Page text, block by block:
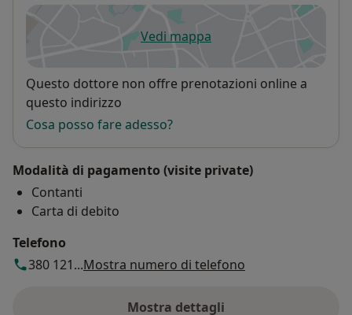
Vedi mappasi apre in una nuova scheda
Disponibilità
Questo dottore non offre prenotazioni online a
questo indirizzo
Cosa posso fare adesso?
Modalità di pagamento (visite private)
Contanti
Carta di debito
Telefono
380 121...Mostra numero di telefono
Mostra dettagli